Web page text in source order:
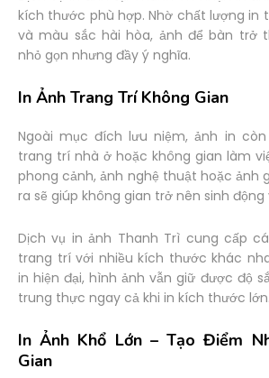
kích thước phù hợp. Nhờ chất lượng in
và màu sắc hài hòa, ảnh để bàn trở
nhỏ gọn nhưng đầy ý nghĩa.
In Ảnh Trang Trí Không Gian
Ngoài mục đích lưu niệm, ảnh in
trang trí nhà ở hoặc không gian làm
phong cảnh, ảnh nghệ thuật hoặc ảnh
ra sẽ giúp không gian trở nên sinh
Dịch vụ in ảnh Thanh Trì cung cấp
trang trí với nhiều kích thước khác
in hiện đại, hình ảnh vẫn giữ được độ
trung thực ngay cả khi in kích thước lớn.
In Ảnh Khổ Lớn – Tạo Điểm
Gian